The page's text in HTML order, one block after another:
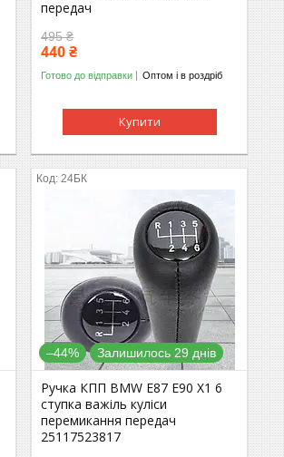
передач
495 ₴
440 ₴
Готово до відправки Оптом і в роздріб
Купити
24БК
–44% Залишилось 29 днів
Ручка КПП BMW E87 E90 X1 6
ступка важіль куліси
перемикання передач
25117523817